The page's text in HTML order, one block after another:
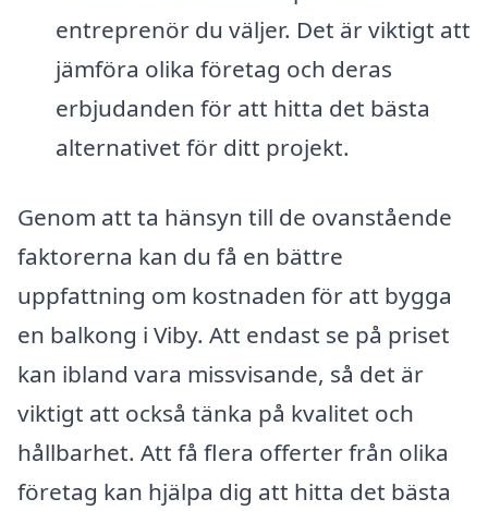
entreprenör du väljer. Det är viktigt att
jämföra olika företag och deras
erbjudanden för att hitta det bästa
alternativet för ditt projekt.
Genom att ta hänsyn till de ovanstående
faktorerna kan du få en bättre
uppfattning om kostnaden för att bygga
en balkong i Viby. Att endast se på priset
kan ibland vara missvisande, så det är
viktigt att också tänka på kvalitet och
hållbarhet. Att få flera offerter från olika
företag kan hjälpa dig att hitta det bästa